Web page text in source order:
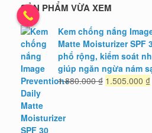
SẢN PHẨM VỪA XEM
Kem chống nắng
Matte Moisturizer SPF
phổ rộng, kiểm soát
giúp ngăn ngừa nám
1.880.000₫ Giá
1.505.000 ₫